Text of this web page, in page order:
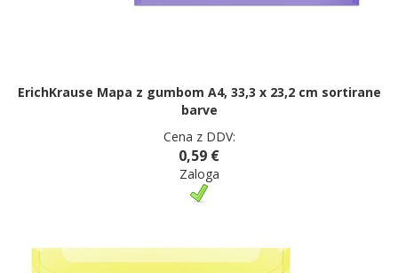
ErichKrause Mapa z gumbom A4, 33,3 x 23,2 cm sortirane
barve
Cena z DDV:
0,59 €
Zaloga